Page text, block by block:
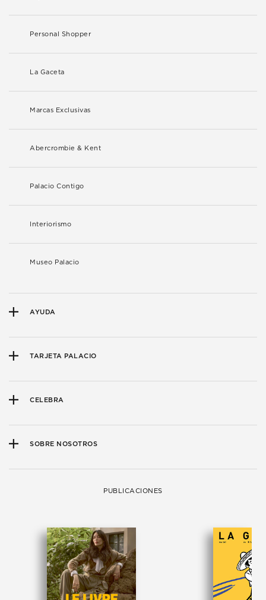
Personal Shopper
La Gaceta
Marcas Exclusivas
Abercrombie & Kent
Palacio Contigo
Interiorismo
Museo Palacio
AYUDA
TARJETA PALACIO
CELEBRA
SOBRE NOSOTROS
PUBLICACIONES